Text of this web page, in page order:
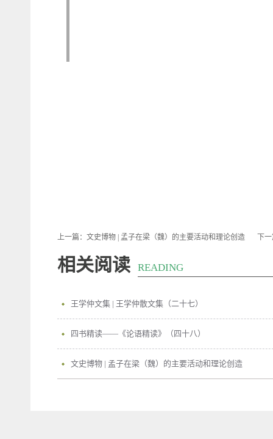
上一篇： 文史博物 | 孟子在梁（魏）的主要活动和理论创造 下
相关阅读 READING
王学仲文集 | 王学仲散文集（二十七）
四书精读——《论语精读》（四十八）
文史博物 | 孟子在梁（魏）的主要活动和理论创造